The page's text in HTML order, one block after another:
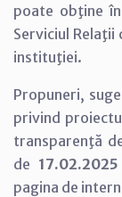
poate obţine
Serviciul Relaţii
instituţiei.
Propuneri,
privind
transparenţă
de 17.02.2025
pagina de